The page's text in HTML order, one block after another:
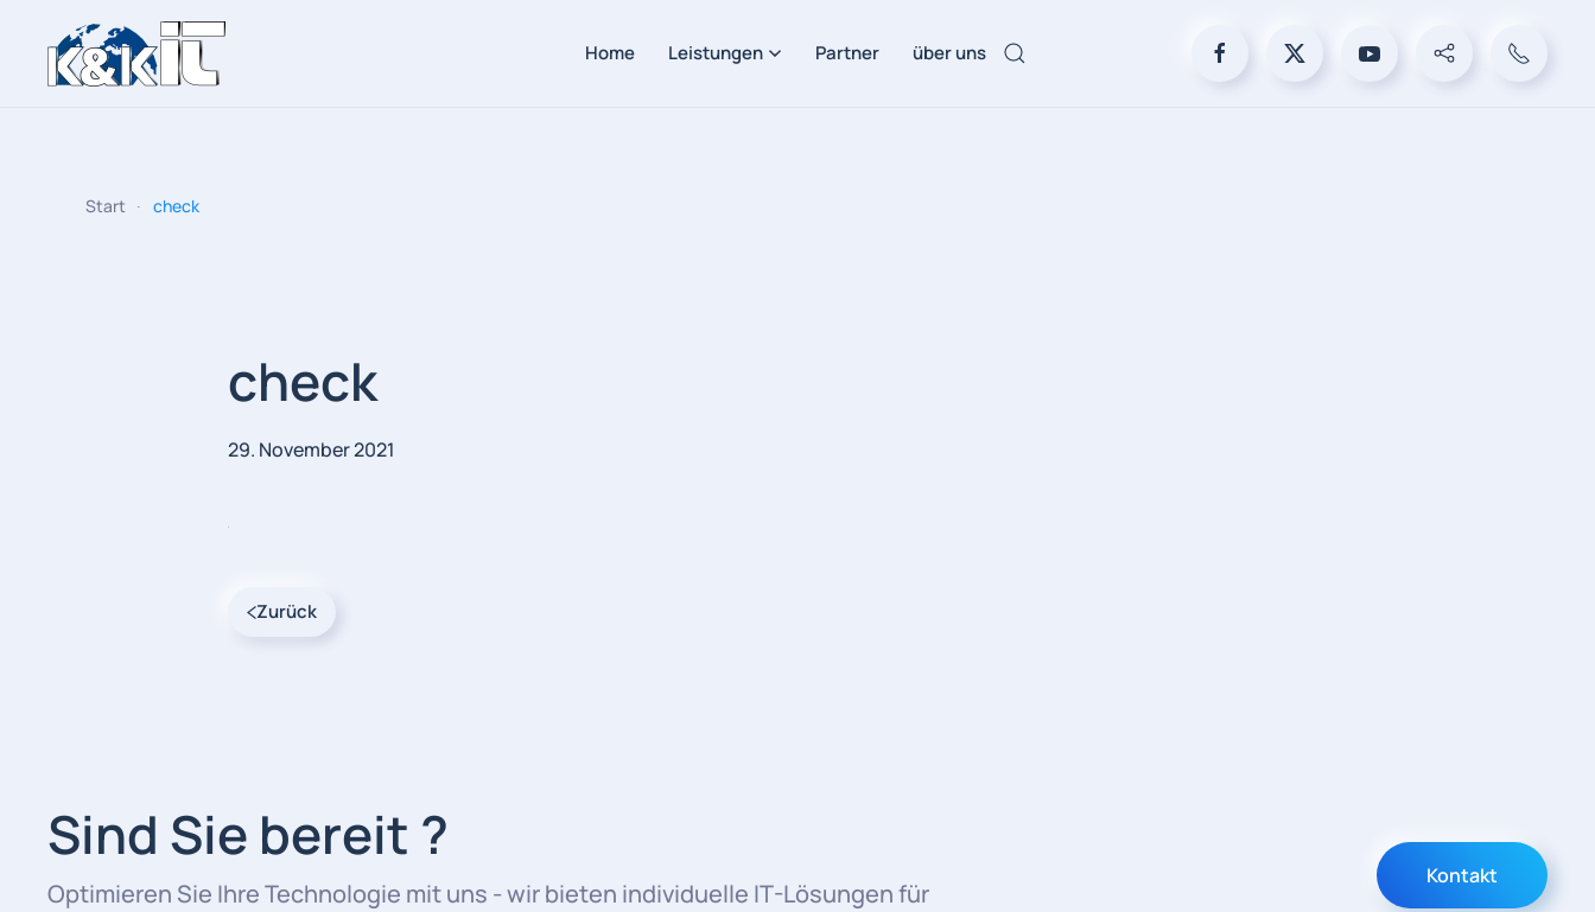
Zum Hauptinhalt springen
Home Leistungen Partner über uns
Start check
check
29. November 2021
Zurück
Sind Sie bereit ?
Optimieren Sie Ihre Technologie mit uns - wir bieten individuelle IT-Lösungen für
Kontakt